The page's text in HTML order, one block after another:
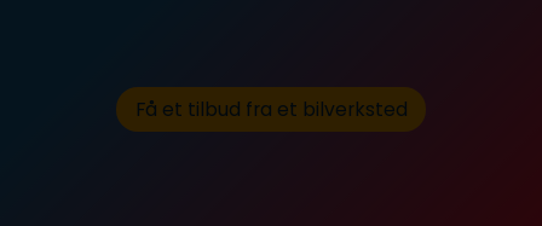
Få et tilbud fra et bilverksted